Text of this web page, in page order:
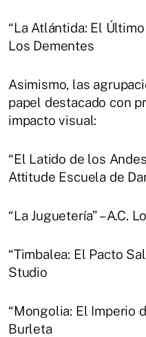
“La Atlántida: El Último
Los Dementes
Asimismo, las
papel destacado con
impacto visual:
“El Latido de los
Attitude Escuela de
“La Juguetería” – A.C.
“Timbalea: El Pacto
Studio
“Mongolia: El Imperio
Burleta